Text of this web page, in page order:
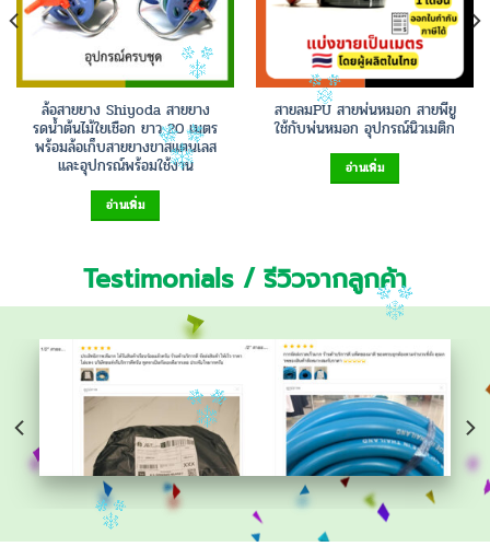
ล้อสายยาง Shiyoda สายยาง
รดน้ำต้นไม้ใยเชือก ยาว 20 เมตร
พร้อมล้อเก็บสายยางขาสแตนเลส
และอุปกรณ์พร้อมใช้งาน
อ่านเพิ่ม
สายลมPU สายพ่นหมอก สายพียู
ใช้กับพ่นหมอก อุปกรณ์นิวเมติก
อ่านเพิ่ม
Testimonials / รีวิวจากลูกค้า